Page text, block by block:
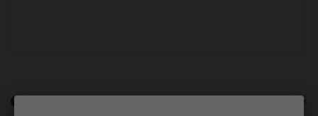
0 оценок